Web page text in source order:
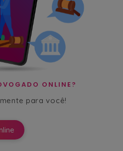
ONLINE?
para você!